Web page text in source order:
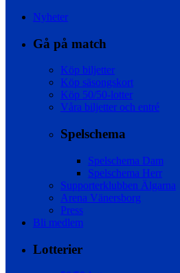
Nyheter
Gå på match
Köp biljetter
Köp säsongskort
Köp 50/50-lotter
Våra biljetter och entré
Spelschema
Spelschema Dam
Spelschema Herr
Supporterklubben Älgarna
Arena Vänersborg
Press
Bli medlem
Lotterier